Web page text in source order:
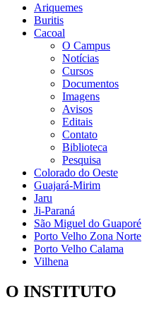
Ariquemes
Buritis
Cacoal
O Campus
Notícias
Cursos
Documentos
Imagens
Avisos
Editais
Contato
Biblioteca
Pesquisa
Colorado do Oeste
Guajará-Mirim
Jaru
Ji-Paraná
São Miguel do Guaporé
Porto Velho Zona Norte
Porto Velho Calama
Vilhena
O INSTITUTO